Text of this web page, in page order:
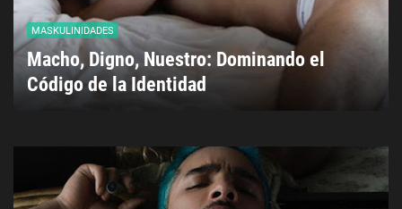
MASKULINIDADES
Macho, Digno, Nuestro: Dominando el
Código de la Identidad